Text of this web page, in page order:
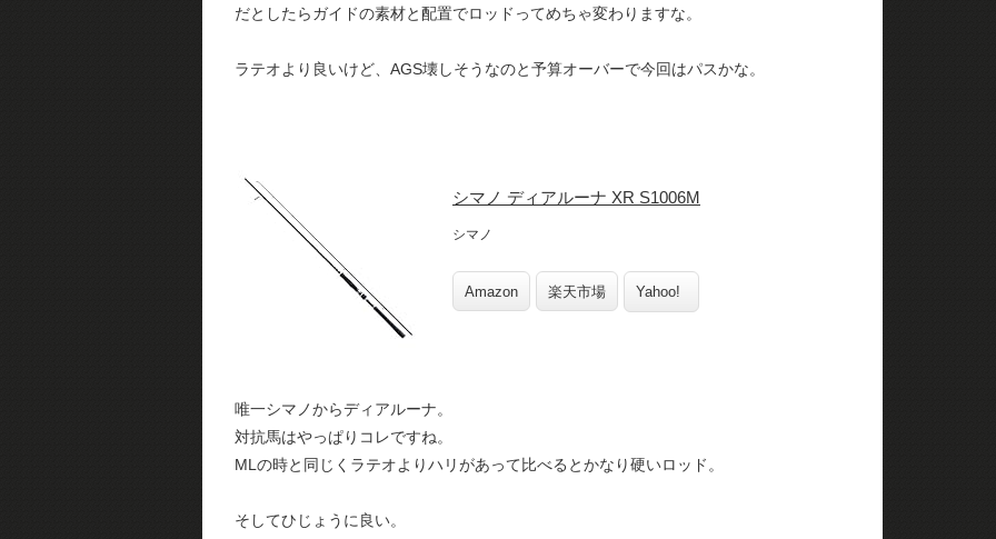
だとしたらガイドの素材と配置でロッドってめちゃ変わりますな。
ラテオより良いけど、AGS壊しそうなのと予算オーバーで今回はパスかな。
シマノ ディアルーナ XR S1006M
シマノ
Amazon 楽天市場 Yahoo!
唯一シマノからディアルーナ。
対抗馬はやっぱりコレですね。
MLの時と同じくラテオよりハリがあって比べるとかなり硬いロッド。
そしてひじょうに良い。